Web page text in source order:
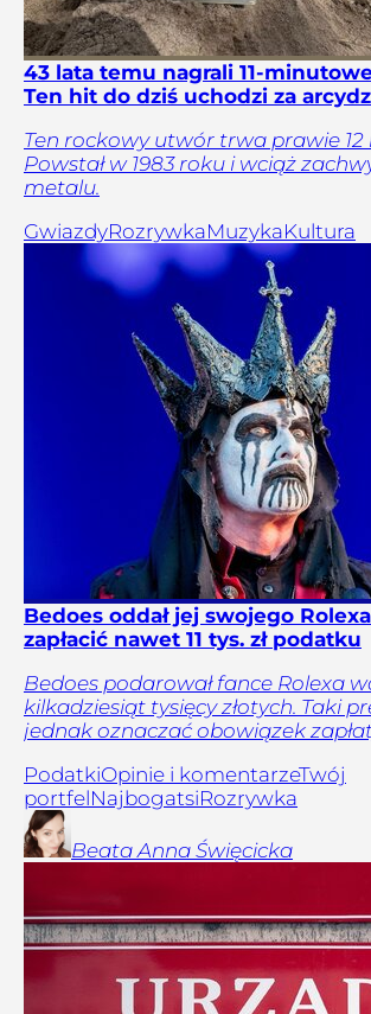
43 lata temu nagrali 11-
Ten hit do dziś uchodzi za
Ten rockowy utwór trwa prawie 12
Powstał w 1983 roku i wciąż
metalu.
GwiazdyRozrywkaMuzykaKultura
Bedoes oddał jej swojego
zapłacić nawet 11 tys. zł podatku
Bedoes podarował fance Rolexa
kilkadziesiąt tysięcy złotych. Taki
jednak oznaczać obowiązek
PodatkiOpinie i komentarzeTwój
portfelNajbogatsiRozrywka
Beata Anna Święcicka